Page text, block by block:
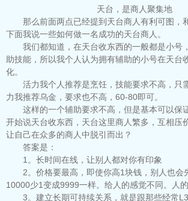
天台，是商人聚集地
那么前面两点已经提到天台商人有利可图，
下面我说一些如何做一名成功的天台商人。
我们都知道，在天台收东西的一般都是小号
助技能，所以我个人认为拥有辅助的小号在天台
化。
活力我个人推荐是烹饪，技能要求不高，只
力我推荐乌金，要求也不高，60-80即可。
这样的一个辅助要求不高，但是基本可以保
开始说天台收东西，天台这里商人繁多，互相压
让自己在众多的商人中脱引而出？
答案是：
1。长时间在线，让别人都对你有印象
2。价格要最高，即使你高1块钱，别人也会
10000少1变成9999一样。给人的感觉不同。人的
3。建立长期可持续关系，就是跟那些经常L3